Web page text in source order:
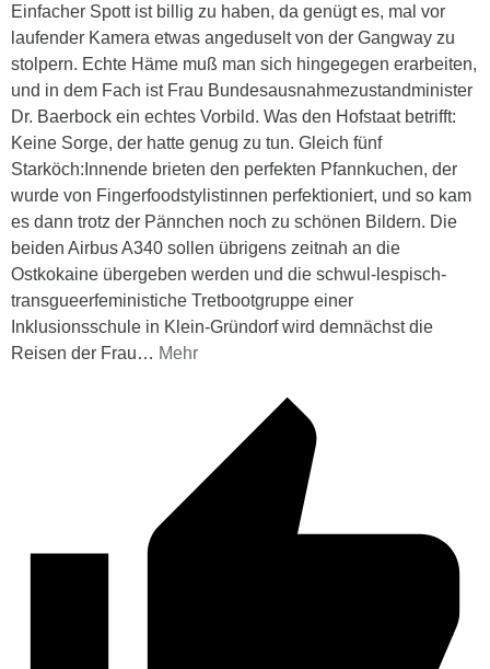
Einfacher Spott ist billig zu haben, da genügt es, mal vor
laufender Kamera etwas angeduselt von der Gangway zu
stolpern. Echte Häme muß man sich hingegegen erarbeiten,
und in dem Fach ist Frau Bundesausnahmezustandminister
Dr. Baerbock ein echtes Vorbild. Was den Hofstaat betrifft:
Keine Sorge, der hatte genug zu tun. Gleich fünf
Starköch:Innende brieten den perfekten Pfannkuchen, der
wurde von Fingerfoodstylistinnen perfektioniert, und so kam
es dann trotz der Pännchen noch zu schönen Bildern. Die
beiden Airbus A340 sollen übrigens zeitnah an die
Ostkokaine übergeben werden und die schwul-lespisch-
transgueerfeministiche Tretbootgruppe einer
Inklusionsschule in Klein-Gründorf wird demnächst die
Reisen der Frau… Mehr